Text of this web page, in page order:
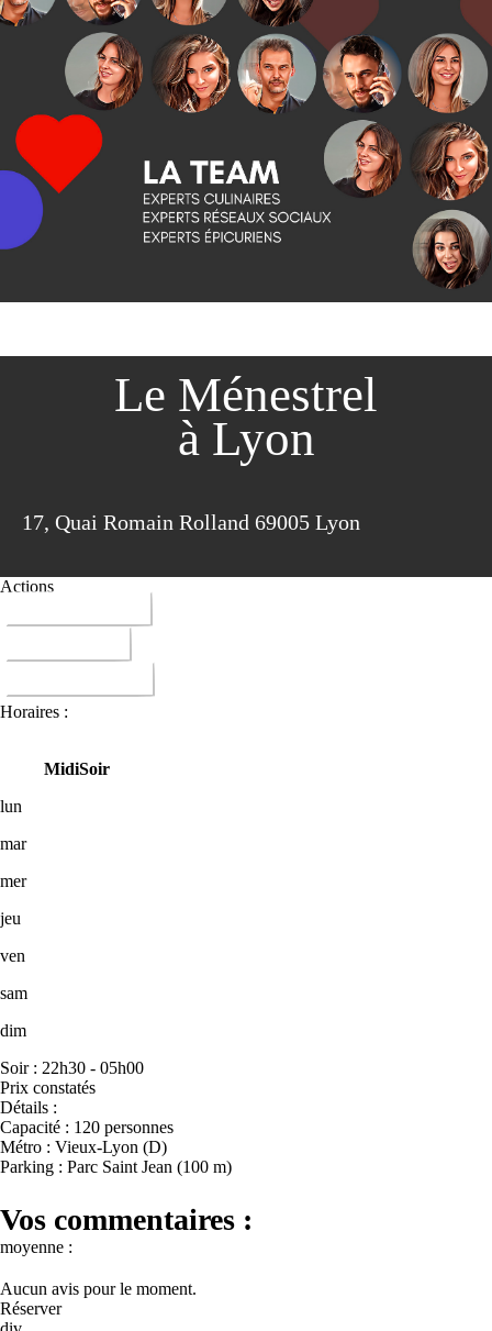
Le Ménestrel
à Lyon
17, Quai Romain Rolland 69005 Lyon
Actions
Horaires :
MidiSoir
lun
mar
mer
jeu
ven
sam
dim
Soir : 22h30 - 05h00
Prix constatés
Détails :
Capacité : 120 personnes
Métro : Vieux-Lyon (D)
Parking : Parc Saint Jean (100 m)
Vos commentaires :
moyenne :
Aucun avis pour le moment.
Réserver